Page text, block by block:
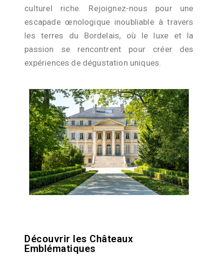
culturel riche. Rejoignez-nous pour une
escapade œnologique inoubliable à travers
les terres du Bordelais, où le luxe et la
passion se rencontrent pour créer des
expériences de dégustation uniques.
Découvrir les Châteaux
Emblématiques